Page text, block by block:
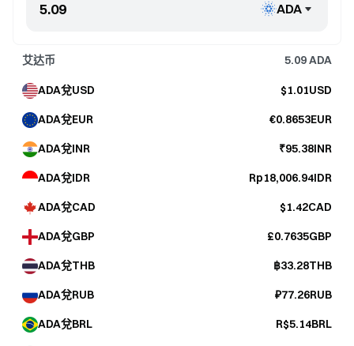
ADA
艾达币 5.09ADA
ADA兌USD $1.01USD
ADA兌EUR €0.8653EUR
ADA兌INR ₹95.38INR
ADA兌IDR Rp18,006.94IDR
ADA兌CAD $1.42CAD
ADA兌GBP £0.7635GBP
ADA兌THB ฿33.28THB
ADA兌RUB ₽77.26RUB
ADA兌BRL R$5.14BRL